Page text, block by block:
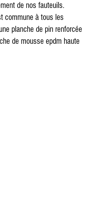
de nos fauteuils.
commune à tous les
planche de pin renforcée
de mousse epdm haute